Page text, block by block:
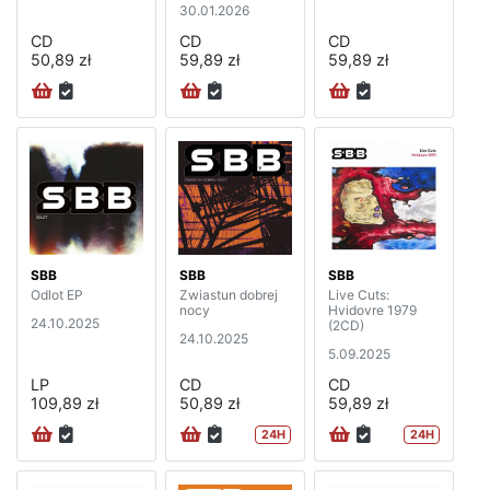
CD
50,89 zł
30.01.2026
CD
59,89 zł
CD
59,89 zł
SBB
Odlot EP
24.10.2025
LP
109,89 zł
SBB
Zwiastun dobrej
nocy
24.10.2025
CD
50,89 zł
24H
SBB
Live Cuts:
Hvidovre 1979
(2CD)
5.09.2025
CD
59,89 zł
24H